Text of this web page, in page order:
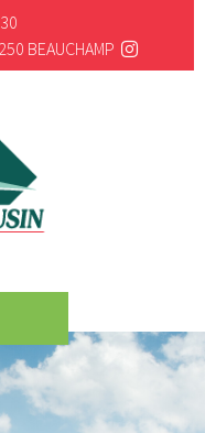
BEAUCHAMP